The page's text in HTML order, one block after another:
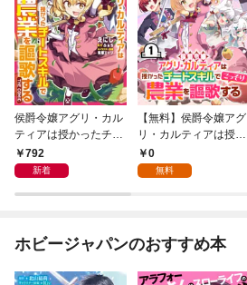
侯爵令嬢アグリ・カル
ティアは授かったチー
トスキルでこっそり農
業を謳歌する THE CO
け付き】
792
新着
【無料】侯爵令嬢アグ
リ・カルティアは授か
ったチートスキルでこ
っそり農業を謳歌する
0
無料
ホビージャパンのおすすめ本